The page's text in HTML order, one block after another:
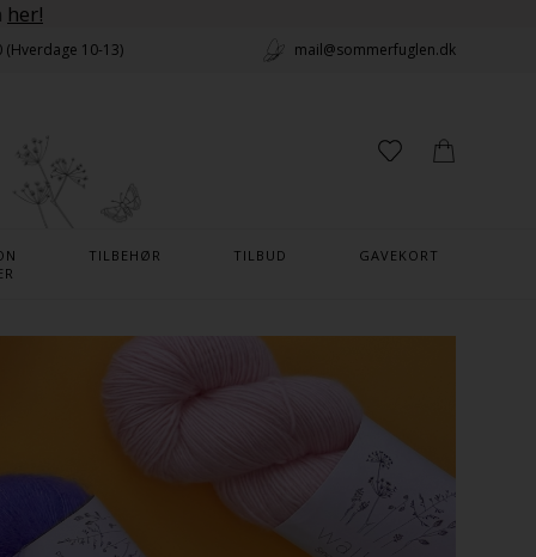
her!
(Hverdage 10-13) mail@sommerfuglen.dk
TILBEHØR TILBUD GAVEKORT